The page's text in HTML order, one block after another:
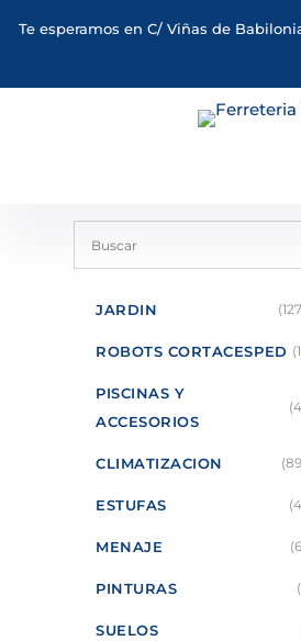
Te esperamos en C/ Viñas de
JARDIN
ROBOTS CORTACESPED
PISCINAS Y
ACCESORIOS
CLIMATIZACION
ESTUFAS
MENAJE
PINTURAS
SUELOS